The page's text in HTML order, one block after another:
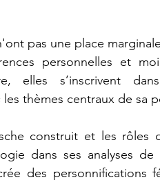
pas une place
personnelles et
elles s’inscrivent
thèmes centraux de sa
construit et les rôles
dans ses analyses de
des personnifications